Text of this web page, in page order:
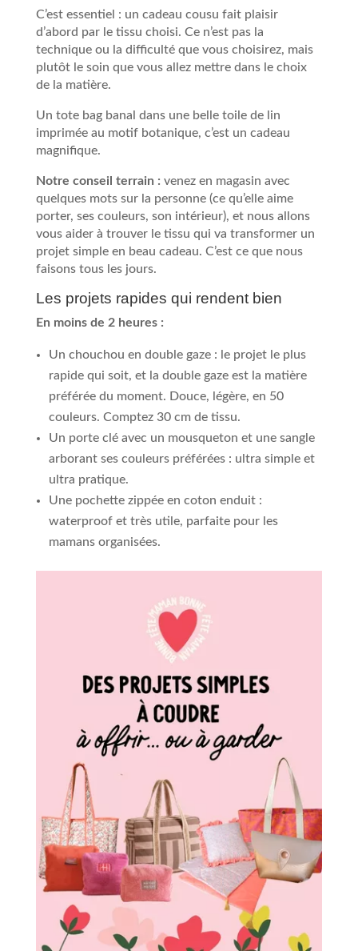
C’est essentiel : un cadeau cousu fait plaisir
d’abord par le tissu choisi. Ce n’est pas la
technique ou la difficulté que vous choisirez, mais
plutôt le soin que vous allez mettre dans le choix
de la matière.
Un tote bag banal dans une belle toile de lin
imprimée au motif botanique, c’est un cadeau
magnifique.
Notre conseil terrain : venez en magasin avec
quelques mots sur la personne (ce qu’elle aime
porter, ses couleurs, son intérieur), et nous allons
vous aider à trouver le tissu qui va transformer un
projet simple en beau cadeau. C’est ce que nous
faisons tous les jours.
Les projets rapides qui rendent bien
En moins de 2 heures :
Un chouchou en double gaze : le projet le plus
rapide qui soit, et la double gaze est la matière
préférée du moment. Douce, légère, en 50
couleurs. Comptez 30 cm de tissu.
Un porte clé avec un mousqueton et une sangle
arborant ses couleurs préférées : ultra simple et
ultra pratique.
Une pochette zippée en coton enduit :
waterproof et très utile, parfaite pour les
mamans organisées.